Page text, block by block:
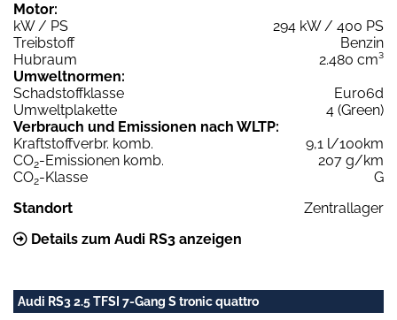
Motor:
kW / PS
294 kW / 400 PS
Treibstoff
Benzin
Hubraum
2.480 cm³
Umweltnormen:
Schadstoffklasse
Euro6d
Umweltplakette
4 (Green)
Verbrauch und Emissionen nach WLTP:
Kraftstoffverbr. komb.
9,1 l/100km
CO2-Emissionen komb.
207 g/km
CO2-Klasse
G
Standort
Zentrallager
Details zum Audi RS3 anzeigen
Audi RS3 2.5 TFSI 7-Gang S tronic quattro